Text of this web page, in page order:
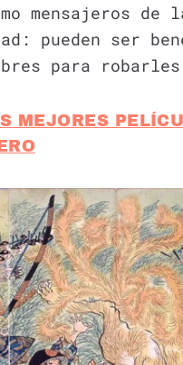
mensajeros
pueden ser
para
MEJORES